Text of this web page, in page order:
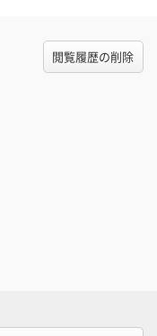
閲覧履歴の削除